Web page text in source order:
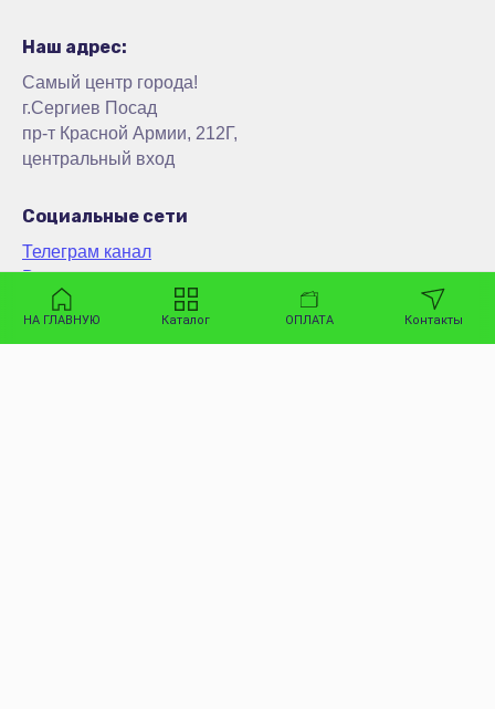
Наш адрес:
Самый центр города!
г.Сергиев Посад
пр-т Красной Армии, 212Г,
центральный вход
Социальные сети
Телеграм канал
Вконтакте
WhatsApp
MAX
НА ГЛАВНУЮ Каталог ОПЛАТА Контакты